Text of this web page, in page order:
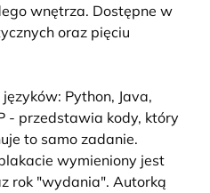
wnętrza. Dostępne w
oraz pięciu
Python, Java,
- przedstawia kody, który
to samo zadanie.
wymieniony jest
rok "wydania". Autorką